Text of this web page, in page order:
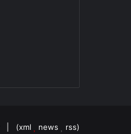
| (xml news rss)